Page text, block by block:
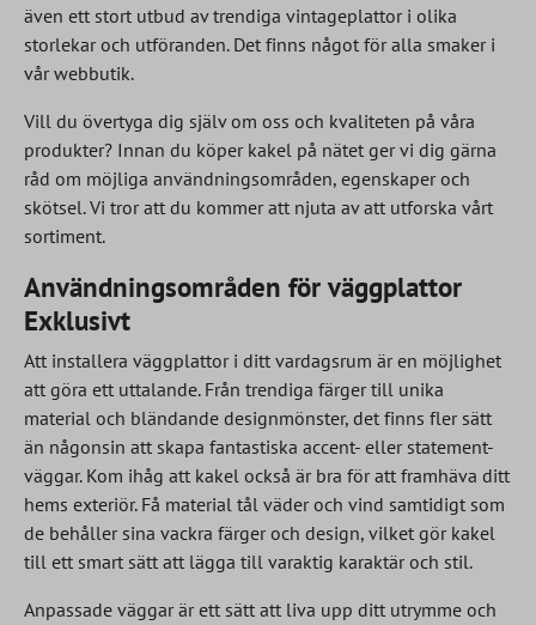
även ett stort utbud av trendiga vintageplattor i olika
storlekar och utföranden. Det finns något för alla smaker i
vår webbutik.
Vill du övertyga dig själv om oss och kvaliteten på våra
produkter? Innan du köper kakel på nätet ger vi dig gärna
råd om möjliga användningsområden, egenskaper och
skötsel. Vi tror att du kommer att njuta av att utforska vårt
sortiment.
Användningsområden för väggplattor
Exklusivt
Att installera väggplattor i ditt vardagsrum är en möjlighet
att göra ett uttalande. Från trendiga färger till unika
material och bländande designmönster, det finns fler sätt
än någonsin att skapa fantastiska accent- eller statement-
väggar. Kom ihåg att kakel också är bra för att framhäva ditt
hems exteriör. Få material tål väder och vind samtidigt som
de behåller sina vackra färger och design, vilket gör kakel
till ett smart sätt att lägga till varaktig karaktär och stil.
Anpassade väggar är ett sätt att liva upp ditt utrymme och